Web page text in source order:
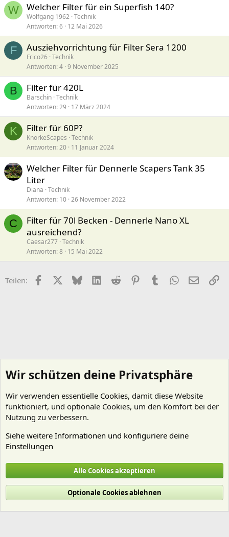
W Welcher Filter für ein Superfish 140?
Wolfgang 1962 Technik
Antworten 6 12 Mai 2026
F Ausziehvorrichtung für Filter Sera 1200
Frico26 Technik
Antworten 4 9 November 2025
B Filter für 420L
Barschin Technik
Antworten 29 17 März 2024
K Filter für 60P?
KnorkeScapes Technik
Antworten 20 11 Januar 2024
Welcher Filter für Dennerle Scapers Tank 35
Liter
Diana Technik
Antworten 10 26 November 2022
C
Filter für 70l Becken - Dennerle Nano XL
ausreichend?
Caesar277 Technik
Antworten 8 15 Mai 2022
Teilen: FacebookX (Twitter)
BlueskyLinkedIn
Reddit PinterestTumblr WhatsApp
E-Mail
Cookies
Deutsch (Du)
Nutzungsbedingungen
Datenschutz Hilfe und Impressum
R
Wir schützen deine Privatsphäre
Wir verwenden essentielle Cookies, damit diese Website
funktioniert, und optionale Cookies, um den Komfort bei der
Nutzung zu verbessern.
Siehe weitere Informationen und konfiguriere deine
Einstellungen
Alle Cookies akzeptieren
Optionale Cookies ablehnen